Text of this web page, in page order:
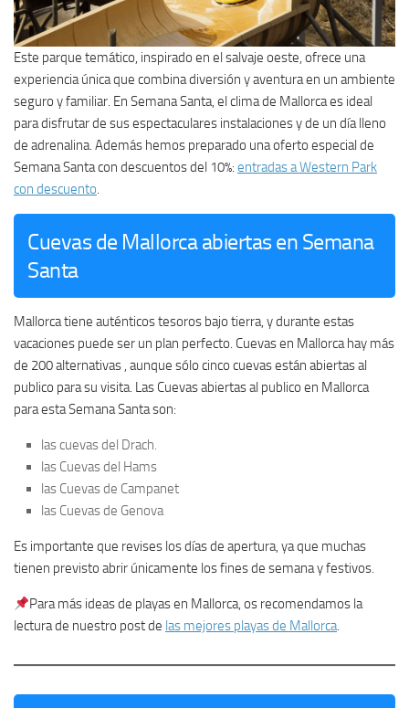
Este parque temático, inspirado en el salvaje oeste, ofrece una
experiencia única que combina diversión y aventura en un ambiente
seguro y familiar. En Semana Santa, el clima de Mallorca es ideal
para disfrutar de sus espectaculares instalaciones y de un día lleno
de adrenalina. Además hemos preparado una oferto especial de
Semana Santa con descuentos del 10%: entradas a Western Park
con descuento.
Cuevas de Mallorca abiertas en Semana
Santa
Mallorca tiene auténticos tesoros bajo tierra, y durante estas
vacaciones puede ser un plan perfecto. Cuevas en Mallorca hay más
de 200 alternativas , aunque sólo cinco cuevas están abiertas al
publico para su visita. Las Cuevas abiertas al publico en Mallorca
para esta Semana Santa son:
las cuevas del Drach.
las Cuevas del Hams
las Cuevas de Campanet
las Cuevas de Genova
Es importante que revises los días de apertura, ya que muchas
tienen previsto abrir únicamente los fines de semana y festivos.
Para más ideas de playas en Mallorca, os recomendamos la
lectura de nuestro post de las mejores playas de Mallorca.